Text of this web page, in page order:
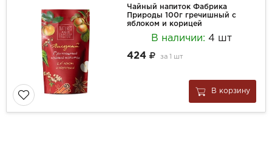
Чайный напиток Фабрика
Природы 100г гречишный с
яблоком и корицей
В наличии: 4 шт
424
за 1 шт
В корзину